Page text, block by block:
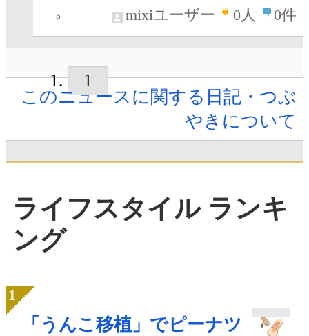
mixiユーザー
0人 0件
1
このニュースに関する日記・つぶ
やきについて
ライフスタイル ランキ
ング
「うんこ移植」でピーナツ